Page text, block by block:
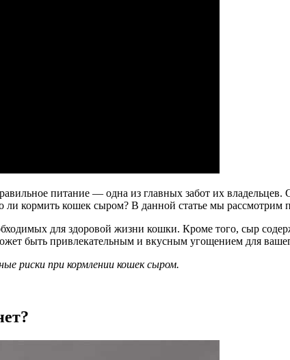
питание — одна из главных забот их владельцев.
кормить кошек сыром? В данной статье мы рассмотрим
для здоровой жизни кошки. Кроме того, сыр
быть привлекательным и вкусным угощением для
риски при кормлении кошек сыром.